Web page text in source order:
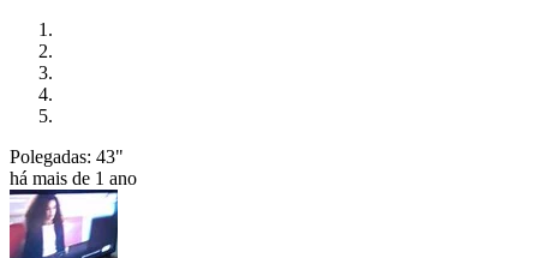
Polegadas: 43"
há mais de 1 ano